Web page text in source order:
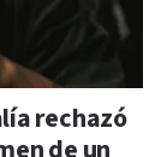
rechazó